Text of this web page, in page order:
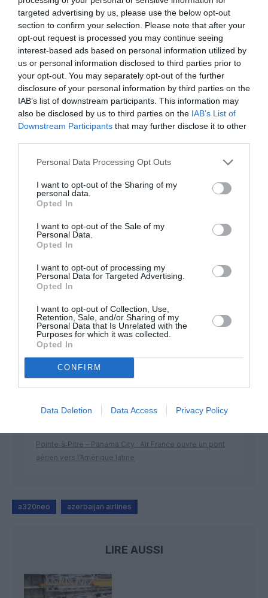
targeted advertising by us, please use the below opt-out
section to confirm your selection. Please note that after your
opt-out request is processed you may continue seeing
interest-based ads based on personal information utilized by
us or personal information disclosed to third parties prior to
your opt-out. You may separately opt-out of the further
disclosure of your personal information by third parties on the
IAB’s list of downstream participants. This information may
also be disclosed by us to third parties on the IAB’s List of
Downstream Participants that may further disclose it to other
Personal Data Processing Opt Outs
I want to opt-out of the Sharing of my
personal data.
Opted In
I want to opt-out of the Sale of my
Personal Data.
Opted In
I want to opt-out of processing my
Personal Data for Targeted Advertising.
Opted In
I want to opt-out of Collection, Use,
Retention, Sale, and/or Sharing of my
Personal Data that Is Unrelated with the
Purposes for which it was collected.
Opted In
CONFIRM
Data Deletion Data Access Privacy Policy
Aucun commentaire !
LAISSER UN COMMENTAIRE
FAIRE UN DON
développement !
DERNIERS COMMENTAIRES
Manfoua commenté l'article :
Pyramides, croisières et mer Rouge : l’Égypte mise sur
une saison record malgré le contexte géopolitique
Pointe‑à‑Pitre – Panama City : Air France ouvre un pont
aérien vers l’Amérique latine
a320neo azerbaijan airlines
LIRE AUSSI